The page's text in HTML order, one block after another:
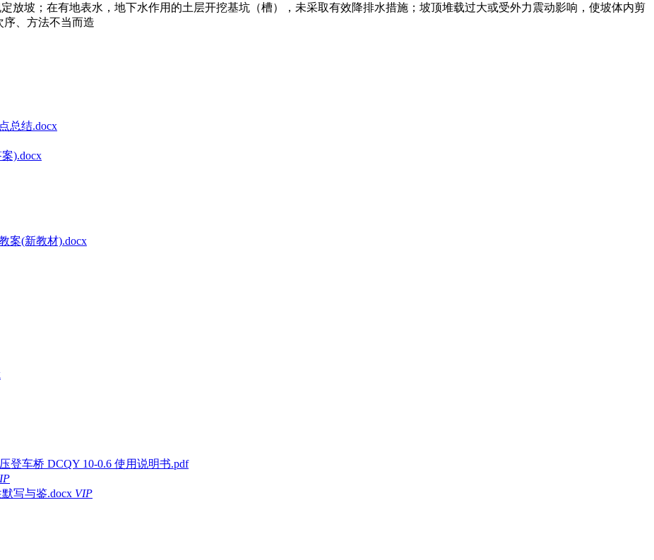
放坡；在有地表水，地下水作用的土层开挖基坑（槽），未采取有效降排水措施；坡顶堆载过大或受外力震动影响，使坡体内剪
、方法不当而造
总结.docx
).docx
案(新教材).docx
登车桥 DCQY 10-0.6 使用说明书.pdf
写与鉴.docx VIP